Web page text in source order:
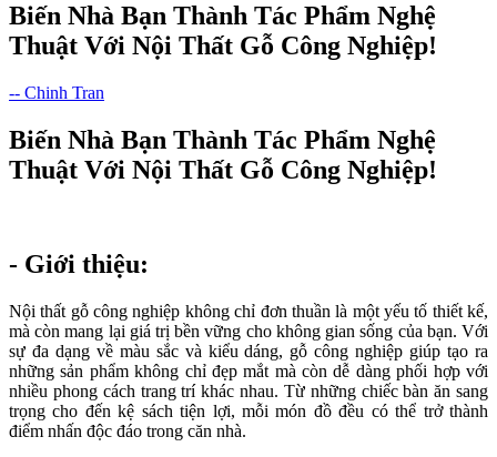
Biến Nhà Bạn Thành Tác Phẩm Nghệ
Thuật Với Nội Thất Gỗ Công Nghiệp!
-- Chinh Tran
Biến Nhà Bạn Thành Tác Phẩm Nghệ
Thuật Với Nội Thất Gỗ Công Nghiệp!
- Giới thiệu:
Nội thất gỗ công nghiệp không chỉ đơn thuần là một yếu tố thiết kế,
mà còn mang lại giá trị bền vững cho không gian sống của bạn. Với
sự đa dạng về màu sắc và kiểu dáng, gỗ công nghiệp giúp tạo ra
những sản phẩm không chỉ đẹp mắt mà còn dễ dàng phối hợp với
nhiều phong cách trang trí khác nhau. Từ những chiếc bàn ăn sang
trọng cho đến kệ sách tiện lợi, mỗi món đồ đều có thể trở thành
điểm nhấn độc đáo trong căn nhà.